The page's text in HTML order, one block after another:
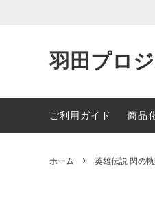
羽田プロ
英雄伝説 界の軌跡
英雄伝説 閃の軌跡
フィー・クラウゼル
エマ・ミルスティン
ご利用ガイド 商品
ホーム 英雄伝説 閃の